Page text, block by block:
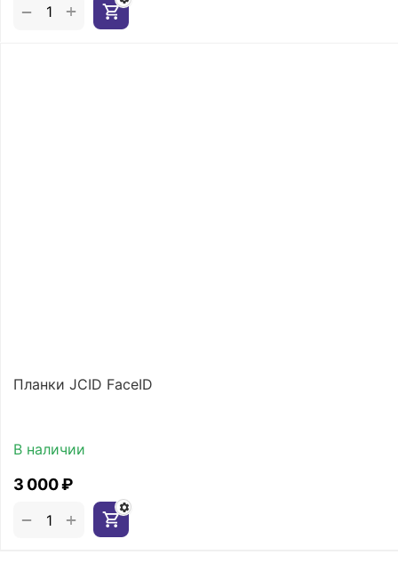
+
−
Планки JCID FaceID
В наличии
3 000₽
+
−